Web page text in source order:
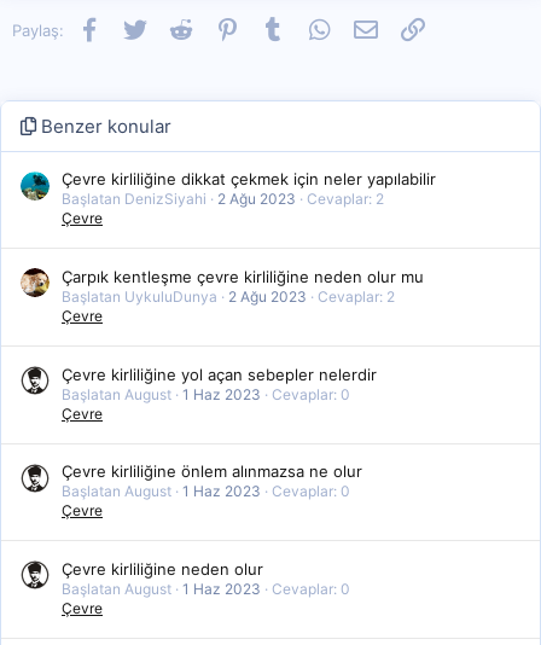
Paylaş: Facebook
TwitterReddit PinterestTumblrWhatsApp
E-postaLink
Benzer konular
Çevre kirliliğine dikkat çekmek için neler yapılabilir
Başlatan DenizSiyahi 2 Ağu 2023
Cevaplar: 2
Çevre
Çarpık kentleşme çevre kirliliğine neden olur mu
Başlatan UykuluDunya 2 Ağu 2023
Cevaplar: 2
Çevre
Çevre kirliliğine yol açan sebepler nelerdir
Başlatan August 1 Haz 2023
Cevaplar: 0
Çevre
Çevre kirliliğine önlem alınmazsa ne olur
Başlatan August 1 Haz 2023
Cevaplar: 0
Çevre
Çevre kirliliğine neden olur
Başlatan August 1 Haz 2023
Cevaplar: 0
Çevre